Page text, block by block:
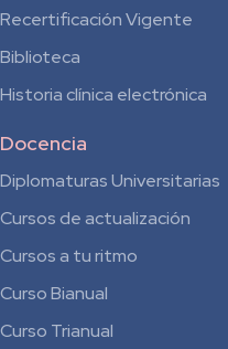
Recertificación Vigente
Biblioteca
Historia clínica electrónica
Docencia
Diplomaturas Universitarias
Cursos de actualización
Cursos a tu ritmo
Curso Bianual
para
Curso Trianual